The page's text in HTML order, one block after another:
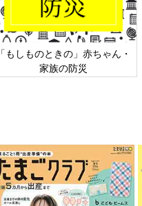
六星占術 細木かおりさんの人生
相談